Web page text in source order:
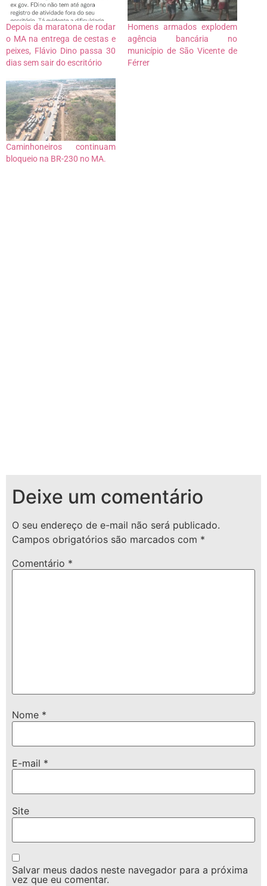
Depois da maratona de rodar
o MA na entrega de cestas e
peixes, Flávio Dino passa 30
dias sem sair do escritório
Homens armados explodem
agência bancária no
município de São Vicente de
Férrer
Caminhoneiros continuam
bloqueio na BR-230 no MA.
Deixe um comentário
O seu endereço de e-mail não será publicado.
Campos obrigatórios são marcados com *
Comentário *
Nome *
E-mail *
Site
Salvar meus dados neste navegador para a próxima
vez que eu comentar.